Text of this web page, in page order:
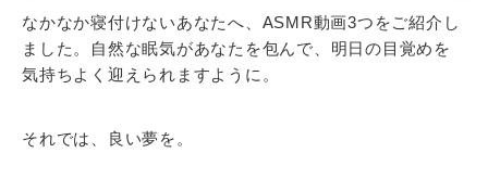
なかなか寝付けないあなたへ、ASMR動画3つをご紹介し
ました。自然な眠気があなたを包んで、明日の目覚めを
気持ちよく迎えられますように。
それでは、良い夢を。